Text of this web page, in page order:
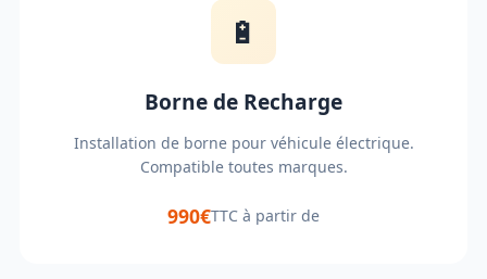
🔋
Borne de Recharge
Installation de borne pour véhicule électrique.
Compatible toutes marques.
990€TTC à partir de